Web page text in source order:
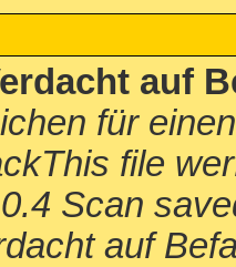
auf
für
file
Scan
auf